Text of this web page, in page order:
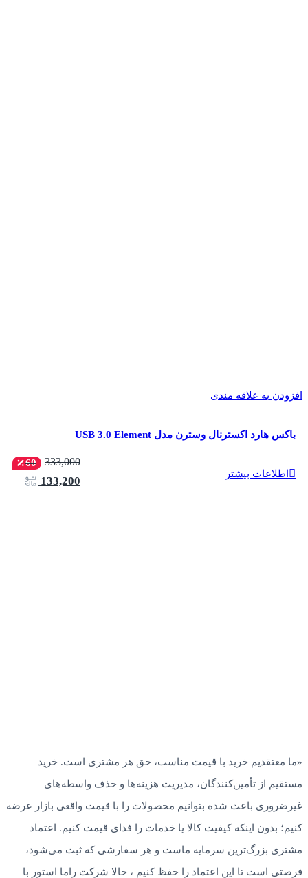
افزودن به علاقه مندی
باکس هارد اکسترنال وسترن مدل USB 3.0 Element
اطلاعات بیشتر
333,000
60
133,200
«ما معتقدیم خرید با قیمت مناسب، حق هر مشتری است. خرید
مستقیم از تأمین‌کنندگان، مدیریت هزینه‌ها و حذف واسطه‌های
غیرضروری باعث شده بتوانیم محصولات را با قیمت واقعی بازار عرضه
کنیم؛ بدون اینکه کیفیت کالا یا خدمات را فدای قیمت کنیم. اعتماد
مشتری بزرگ‌ترین سرمایه ماست و هر سفارشی که ثبت می‌شود،
فرصتی است تا این اعتماد را حفظ کنیم ، حالا شرکت راما استور با